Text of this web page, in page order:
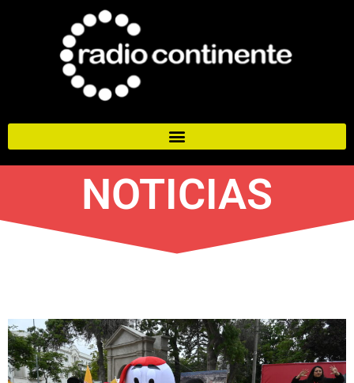
NOTICIAS